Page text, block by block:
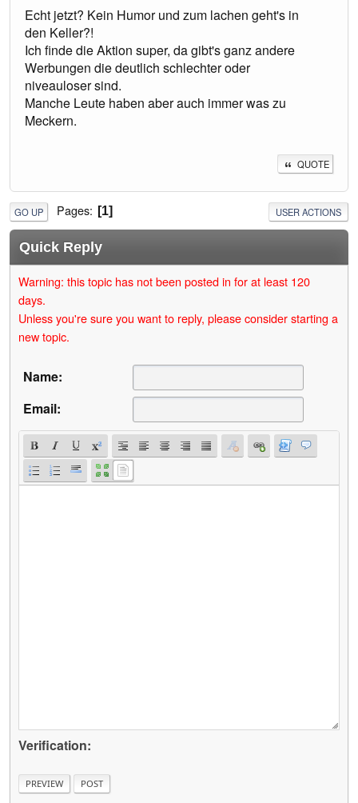
Echt jetzt? Kein Humor und zum lachen geht's in
den Keller?!
Ich finde die Aktion super, da gibt's ganz andere
Werbungen die deutlich schlechter oder
niveauloser sind.
Manche Leute haben aber auch immer was zu
Meckern.
QUOTE
GO UP Pages 1 USER ACTIONS
Quick Reply
Warning: this topic has not been posted in for at least 120
days.
Unless you're sure you want to reply, please consider starting a
new topic.
Name:
Email:
Verification: